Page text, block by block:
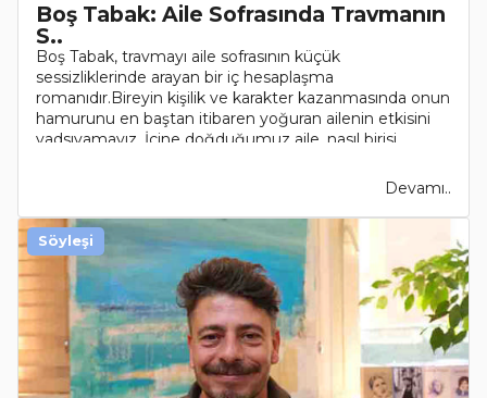
Boş Tabak: Aile Sofrasında Travmanın
S..
Boş Tabak, travmayı aile sofrasının küçük
sessizliklerinde arayan bir iç hesaplaşma
romanıdır.Bireyin kişilik ve karakter kazanmasında onun
hamurunu en baştan itibaren yoğuran ailenin etkisini
yadsıyamayız. İçine doğduğumuz aile, nasıl birisi
Devamı..
Söyleşi